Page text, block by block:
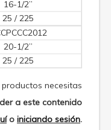
16-1/2”
25 / 225
20-1/2”
25 / 225
necesitas
a este contenido
o iniciando sesión.